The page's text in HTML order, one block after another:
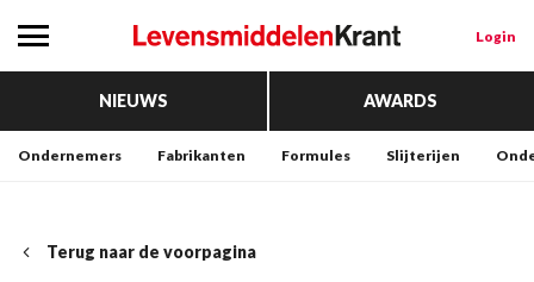
Login
NIEUWS AWARDS
Ondernemers Fabrikanten Formules Slijterijen
Terug naar de voorpagina